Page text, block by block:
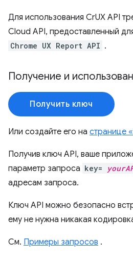
Для использования CrUX API
Cloud API, предоставленный
Chrome UX Report API .
Получение и
Получить ключ
Или создайте его на странице
Получив ключ API, ваше
параметр запроса key=
адресам запроса.
Ключ API можно безопасно
ему не нужна никакая
См. Примеры запросов .